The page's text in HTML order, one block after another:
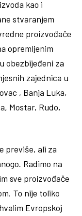
kao i
stvaranjem
proizvođače
opremljenim
obezbijeđeni za
zajednica u
, Banja Luka,
Mostar, Rudo,
previše, ali za
Radimo na
sve proizvođače
To nije toliko
Evropskoj